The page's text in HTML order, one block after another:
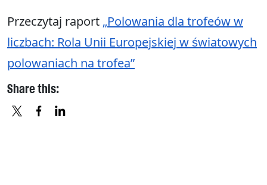
Przeczytaj raport „Polowania dla trofeów w
liczbach: Rola Unii Europejskiej w światowych
polowaniach na trofea”
Share this: